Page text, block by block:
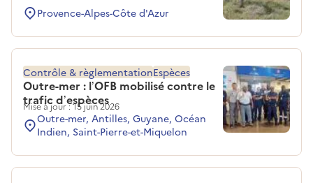
Provence-Alpes-Côte d'Azur
Outre-mer : l’OFB mobilisé contre le
trafic d’espèces
Contrôle & règlementationEspèces
Mise à jour : 15 juin 2026
Outre-mer, Antilles, Guyane, Océan
Indien, Saint-Pierre-et-Miquelon